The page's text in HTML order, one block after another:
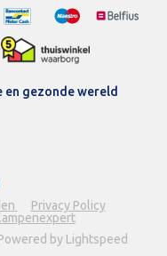
en gezonde wereld
Privacy Policy
by Lightspeed